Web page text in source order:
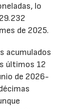
lo
de 2025.
acumulados
últimos 12
de 2026-